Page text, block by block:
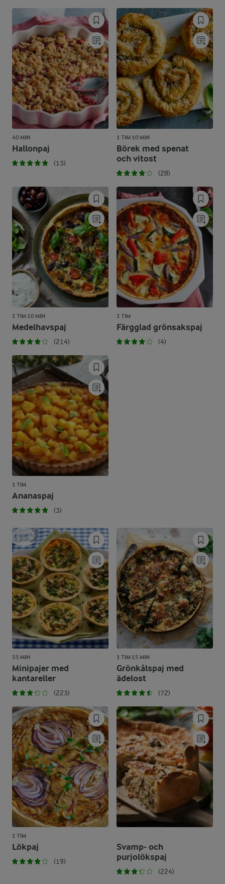
40 MIN
Hallonpaj
(13)
1 TIM 10 MIN
Börek med spenat
och vitost
(28)
1 TIM 10 MIN
Medelhavspaj
(214)
1 TIM
Färgglad grönsakspaj
(4)
1 TIM
Ananaspaj
(3)
55 MIN
Minipajer med
kantareller
(223)
1 TIM 15 MIN
Grönkålspaj med
ädelost
(72)
1 TIM
Lökpaj
(19)
Svamp- och
purjolökspaj
(224)